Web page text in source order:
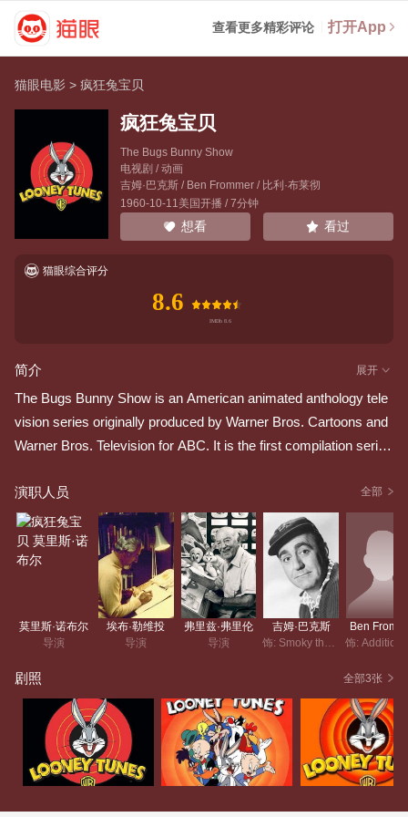
查看更多精彩评论 打开App
猫眼电影 >疯狂兔宝贝
疯狂兔宝贝
The Bugs Bunny Show
电视剧 / 动画
吉姆·巴克斯/ Ben Frommer/ 比利·布莱彻
1960-10-11美国开播 / 7分钟
想看 看过
猫眼综合评分
8.6
简介 展开
The Bugs Bunny Show is an American animated anthology tele
vision series originally produced by Warner Bros. Cartoons and
Warner Bros. Television for ABC. It is the first compilation series
orts that ran from 1930 to 1969 in the golden age of animation. It
initially ran in a prime time slot from 1960 to 1962, running...
演职人员 全部
莫里斯·诺布尔
导演
埃布·勒维投
导演
弗里兹·弗里伦
导演
吉姆·巴克斯
Ben
剧照 全部3张